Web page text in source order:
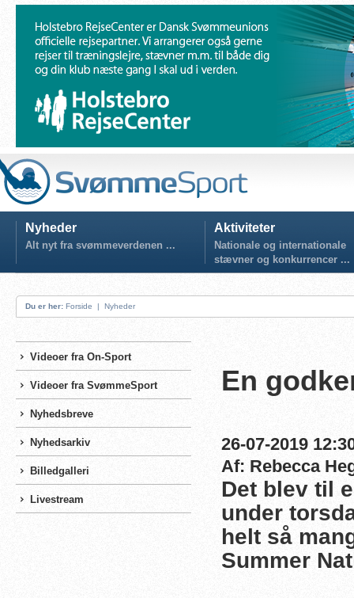
Nyheder
Alt nyt fra svømmeverdenen ...
Aktiviteter
Nationale og internationale
stævner og konkurrencer ...
Du er her: Forside | Nyheder
Videoer fra On-Sport
Videoer fra SvømmeSport
Nyhedsbreve
Nyhedsarkiv
Billedgalleri
Livestream
En
26-07-2019
Af: Rebecca
Det blev til
under
helt så
Summer